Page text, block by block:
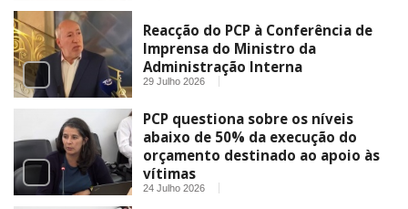
Reacção do PCP à Conferência de
Imprensa do Ministro da
Administração Interna
29 Julho 2026
PCP questiona sobre os níveis
abaixo de 50% da execução do
orçamento destinado ao apoio às
vítimas
24 Julho 2026